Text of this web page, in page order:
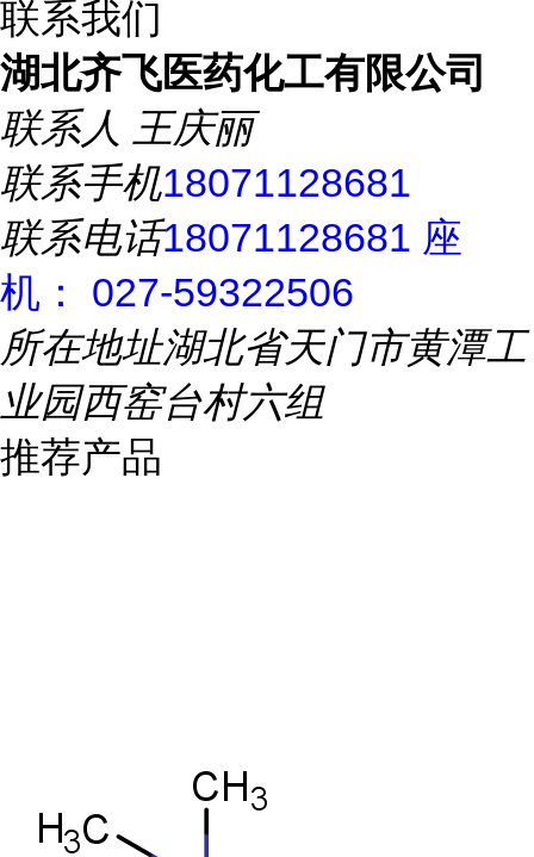
联系我们
湖北齐飞医药化工有限公司
联系人 王庆丽
联系手机18071128681
联系电话18071128681 座
机： 027-59322506
所在地址湖北省天门市黄潭工
业园西窑台村六组
推荐产品